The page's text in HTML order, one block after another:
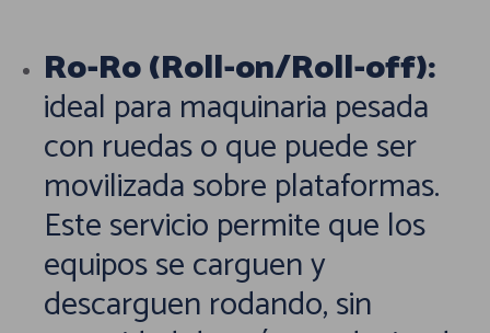
Ro-Ro (Roll-on/Roll-off):
ideal para maquinaria pesada
con ruedas o que puede ser
movilizada sobre plataformas.
Este servicio permite que los
equipos se carguen y
descarguen rodando, sin